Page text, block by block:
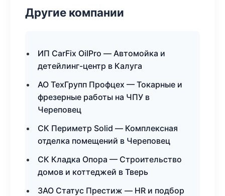
Другие компании
ИП CarFix OilPro — Автомойка и
детейлинг-центр в Калуга
АО ТехГрупп Профцех — Токарные и
фрезерные работы на ЧПУ в
Череповец
СК Периметр Solid — Комплексная
отделка помещений в Череповец
СК Кладка Опора — Строительство
домов и коттеджей в Тверь
ЗАО Статус Престиж — HR и подбор